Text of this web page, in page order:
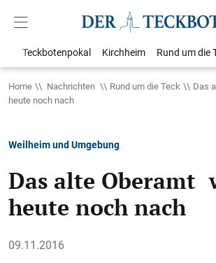
Teckbotenpokal Kirchheim Rund um die
Home Nachrichten Rund um die Teck
Das
heute noch nach
Weilheim und Umgebung
Das alte Oberamt
heute noch nach
09.11.2016